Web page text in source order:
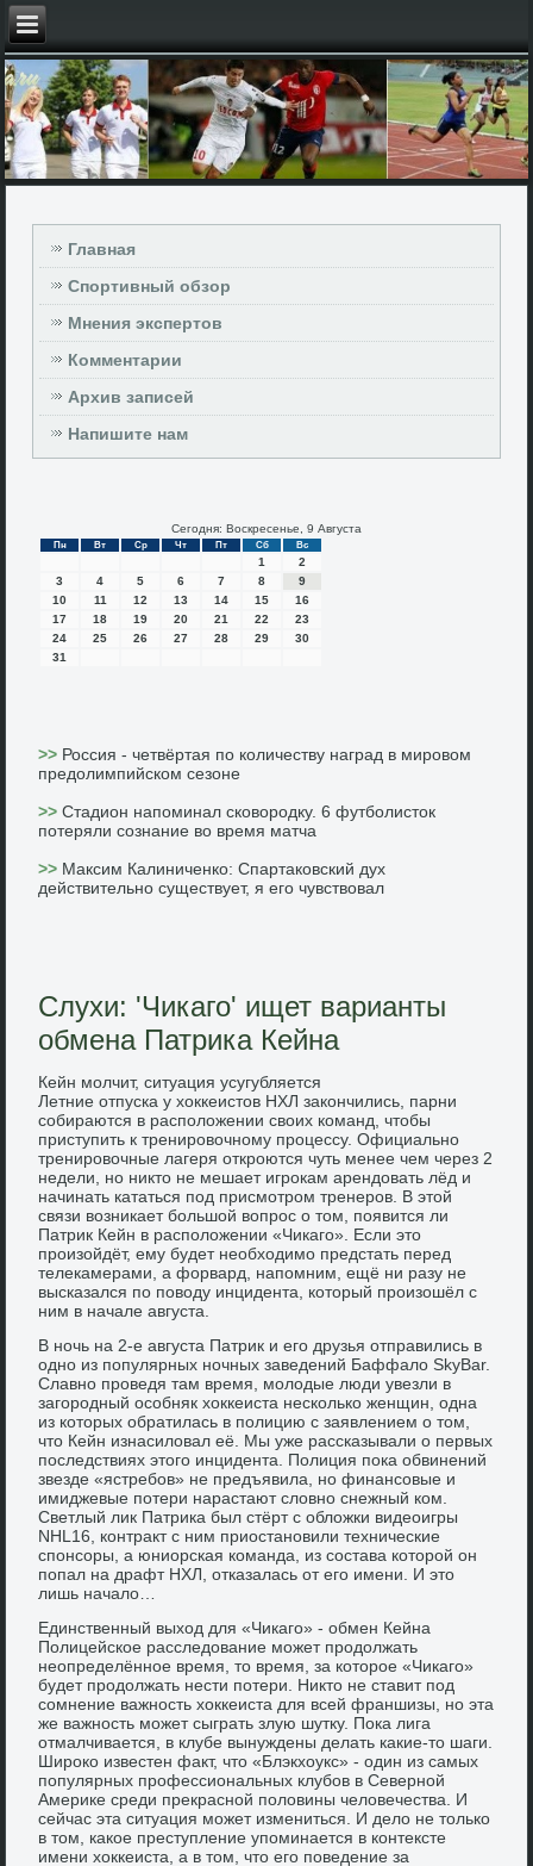
Главная
Спортивный обзор
Мнения экспертов
Комментарии
Архив записей
Напишите нам
Сегодня: Воскресенье, 9 Августа
Пн Вт Ср Чт Пт Сб Вс
1
2
3
4 5 6 7 8
9
10
11 12 13 14 15
16
17
18 19 20 21 22
23
24
25 26 27 28 29
30
31
>> Россия - четвёртая по количеству наград в мировом
предолимпийском сезоне
>>Стадион напоминал сковородку. 6 футболисток
потеряли сознание во время матча
>> Максим Калиниченко: Спартаковский дух
действительно существует, я его чувствовал
Слухи: 'Чикаго' ищет варианты
обмена Патрика Кейна
Кейн молчит, ситуация усугубляется
Летние отпуска у хоккеистов НХЛ закончились, парни
собираются в расположении своих команд, чтобы
приступить к тренировочному процессу. Официально
тренировочные лагеря откроются чуть менее чем через 2
недели, но никто не мешает игрокам арендовать лёд и
начинать кататься под присмотром тренеров. В этой
связи возникает большой вопрос о том, появится ли
Патрик Кейн в расположении «Чикаго». Если это
произойдёт, ему будет необходимо предстать перед
телекамерами, а форвард, напомним, ещё ни разу не
высказался по поводу инцидента, который произошёл с
ним в начале августа.
В ночь на 2-е августа Патрик и его друзья отправились в
одно из популярных ночных заведений Баффало SkyBar.
Славно проведя там время, молодые люди увезли в
загородный особняк хоккеиста несколько женщин, одна
из которых обратилась в полицию с заявлением о том,
что Кейн изнасиловал её. Мы уже рассказывали о первых
последствиях этого инцидента. Полиция пока обвинений
звезде «ястребов» не предъявила, но финансовые и
имиджевые потери нарастают словно снежный ком.
Светлый лик Патрика был стёрт с обложки видеоигры
NHL16, контракт с ним приостановили технические
спонсоры, а юниорская команда, из состава которой он
попал на драфт НХЛ, отказалась от его имени. И это
лишь начало…
Единственный выход для «Чикаго» - обмен Кейна
Полицейское расследование может продолжать
неопределённое время, то время, за которое «Чикаго»
будет продолжать нести потери. Никто не ставит под
сомнение важность хоккеиста для всей франшизы, но эта
же важность может сыграть злую шутку. Пока лига
отмалчивается, в клубе вынуждены делать какие-то шаги.
Широко известен факт, что «Блэкхоукс» - один из самых
популярных профессиональных клубов в Северной
Америке среди прекрасной половины человечества. И
сейчас эта ситуация может измениться. И дело не только
в том, какое преступление упоминается в контексте
имени хоккеиста, а в том, что его поведение за